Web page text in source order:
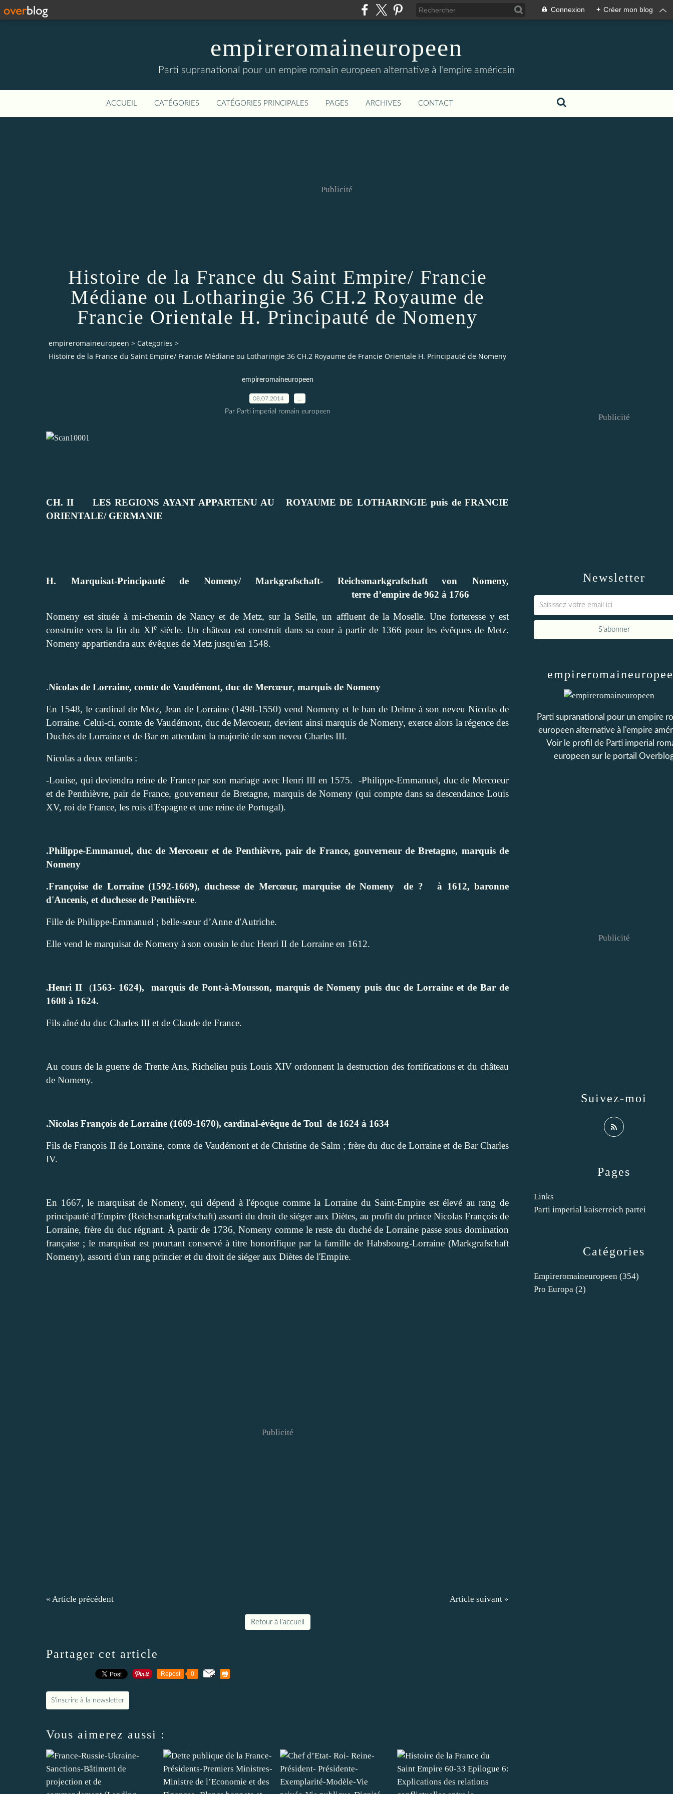
Connexion + Créer mon blog
empireromaineuropeen
Parti supranational pour un empire romain europeen alternative à l'empire américain
ACCUEIL CATÉGORIES CATÉGORIES PRINCIPALES PAGES ARCHIVES CONTACT
Publicité
Histoire de la France du Saint Empire/ Francie
Médiane ou Lotharingie 36 CH.2 Royaume de
Francie Orientale H. Principauté de Nomeny
empireromaineuropeen > Categories >
Histoire de la France du Saint Empire/ Francie Médiane ou Lotharingie 36 CH.2 Royaume de Francie Orientale H. Principauté de Nomeny
empireromaineuropeen
08.07.2014
Par Parti imperial romain europeen
CH. II LES REGIONS AYANT APPARTENU AU
ROYAUME DE LOTHARINGIE puis de FRANCIE
ORIENTALE/ GERMANIE
H. Marquisat-Principauté de Nomeny/ Markgrafschaft- Reichsmarkgrafschaft
von Nomeny,
terre d’empire de 962 à 1766
Nomeny est située à mi-chemin de Nancy et de Metz, sur la Seille, un affluent de la Moselle. Une forteresse y est
construite vers la fin du XIesiècle. Un château est construit dans sa cour à partir de 1366 pour les évêques de Metz.
Nomeny appartiendra aux évêques de Metz jusqu'en 1548.
.Nicolas de Lorraine, comte de Vaudémont, duc de Mercœur, marquis de Nomeny
En 1548, le cardinal de Metz, Jean de Lorraine (1498-1550) vend Nomeny et le ban de Delme à son neveu Nicolas de
Lorraine. Celui-ci, comte de Vaudémont, duc de Mercoeur, devient ainsi marquis de Nomeny, exerce alors la régence des
Duchés de Lorraine et de Bar en attendant la majorité de son neveu Charles III.
Nicolas a deux enfants :
-Louise, qui deviendra reine de France par son mariage avec Henri III en 1575.
-Philippe-Emmanuel, duc de Mercoeur
et de Penthièvre, pair de France, gouverneur de Bretagne, marquis de Nomeny (qui compte dans sa descendance Louis
XV, roi de France, les rois d'Espagne et une reine de Portugal).
.Philippe-Emmanuel, duc de Mercoeur et de Penthièvre, pair de France, gouverneur de Bretagne, marquis de
Nomeny
.Françoise de Lorraine (1592-1669), duchesse de Mercœur, marquise de Nomeny de ?
à 1612, baronne
d'Ancenis, et duchesse de Penthièvre.
Fille de Philippe-Emmanuel ; belle-sœur d’Anne d'Autriche.
Elle vend le marquisat de Nomeny à son cousin le duc Henri II de Lorraine en 1612.
.Henri II (1563- 1624),
marquis de Pont-à-Mousson, marquis de Nomeny puis duc de Lorraine et de Bar de
1608 à 1624.
Fils aîné du duc Charles III et de Claude de France.
Au cours de la guerre de Trente Ans, Richelieu puis Louis XIV ordonnent la destruction des fortifications et du château
de Nomeny.
.Nicolas François de Lorraine (1609-1670), cardinal-évêque de Toul de 1624 à 1634
Fils de François II de Lorraine, comte de Vaudémont et de Christine de Salm ; frère du duc de Lorraine et de Bar Charles
IV.
En 1667, le marquisat de Nomeny, qui dépend à l'époque comme la Lorraine du Saint-Empire est élevé au rang de
principauté d'Empire (Reichsmarkgrafschaft) assorti du droit de siéger aux Diètes, au profit du prince Nicolas François de
Lorraine, frère du duc régnant. À partir de 1736, Nomeny comme le reste du duché de Lorraine passe sous domination
française ; le marquisat est pourtant conservé à titre honorifique par la famille de Habsbourg-Lorraine (Markgrafschaft
Nomeny), assorti d'un rang princier et du droit de siéger aux Diètes de l'Empire.
Publicité
« Article précédent Article suivant »
Retour à l'accueil
Partager cet article
Repost 0
S'inscrire à la newsletter
Vous aimerez aussi :
Newsletter
Publicité
Catégories
Empireromaineuropeen (354)
Pro Europa (2)
Pages
Links
Parti imperial kaiserreich partei
Parti supranational pour un empire
europeen alternative à l'empire
Voir le profil de Parti imperial
europeensur le portail
Suivez-moi
Publicité